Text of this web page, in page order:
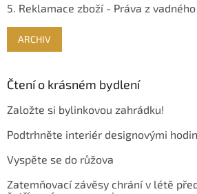
5. Reklamace zboží - Práva z
ARCHIV
Čtení o krásném bydlení
Založte si bylinkovou zahrádku!
Podtrhněte interiér designovými
Vyspěte se do růžova
Zatemňovací závěsy chrání v létě